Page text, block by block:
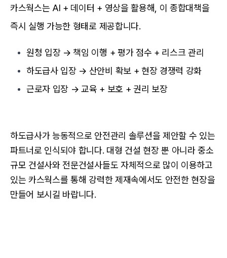
카스웍스는 AI + 데이터 + 영상을 활용해, 이 종합대책을
즉시 실행 가능한 형태로 제공합니다.
원청 입장 → 책임 이행 + 평가 점수 + 리스크 관리
하도급사 입장 → 산안비 확보 + 현장 경쟁력 강화
근로자 입장 → 교육 + 보호 + 권리 보장
하도급사가 능동적으로 안전관리 솔루션을 제안할 수 있는
파트너로 인식되야 합니다. 대형 건설 현장 뿐 아니라 중소
규모 건설사와 전문건설사들도 자체적으로 많이 이용하고
있는 카스웍스를 통해 강력한 제재속에서도 안전한 현장을
만들어 보시길 바랍니다.